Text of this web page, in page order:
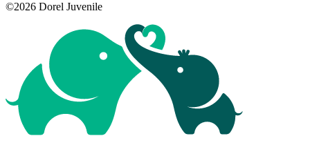
©2026 Dorel Juvenile